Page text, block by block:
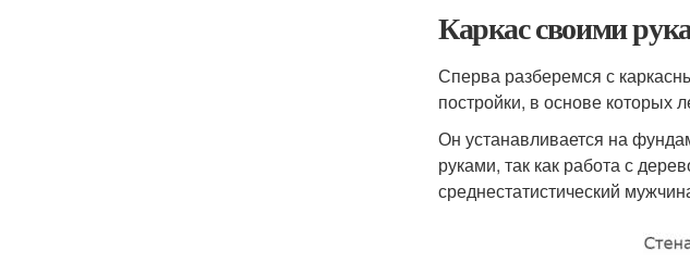
Каркас своими
Сперва разберемся с
постройки, в основе которых
Он устанавливается на
руками, так как работа с
среднестатистический